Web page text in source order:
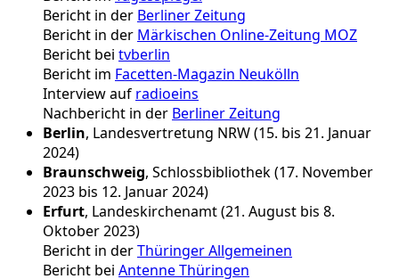
Bericht in der Berliner Zeitung
Bericht in der Märkischen Online-Zeitung MOZ
Bericht bei tvberlin
Bericht im Facetten-Magazin Neukölln
Interview auf radioeins
Nachbericht in der Berliner Zeitung
Berlin, Landesvertretung NRW (15. bis 21. Januar
2024)
Braunschweig, Schlossbibliothek (17. November
2023 bis 12. Januar 2024)
Erfurt, Landeskirchenamt (21. August bis 8.
Oktober 2023)
Bericht in derThüringer Allgemeinen
Bericht bei Antenne Thüringen